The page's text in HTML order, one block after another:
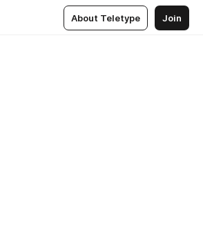
About Teletype Join